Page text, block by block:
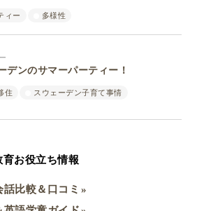
ィー 多様性
デンのサマーパーティー！
住 スウェーデン子育て事情
お役立ち情報
比較＆口コミ